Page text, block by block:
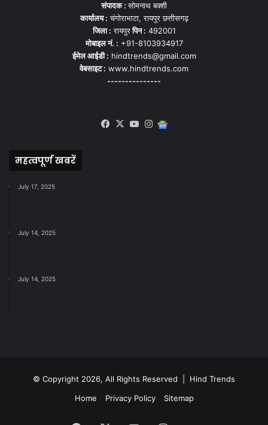
संपादक :सोमनाथ बक्शी
कार्यालय : चंगोराभाटा, रायपुर छत्तीसगढ़
जिला : रायपुरपिन : 492001
मोबाइल नं. : +91-8103934917
ईमेल आईडी : hindtrends@gmail.com
वेबसाइट : www.hindtrends.com
---------------
Facebook
X YouTubeInstagram
महत्वपूर्ण खबरें
July 17, 2025
July 14, 2025
July 14, 2025
© Copyright 2026, All Rights Reserved | Hind Trends
Home
Privacy Policy Sitemap